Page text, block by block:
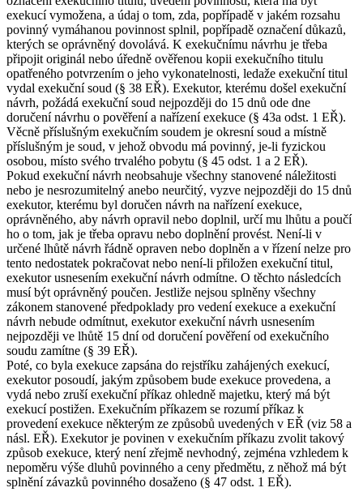
exekucí vymožena, a údaj o tom, zda, popřípadě v jakém rozsahu
povinný vymáhanou povinnost splnil, popřípadě označení důkazů,
kterých se oprávněný dovolává. K exekučnímu návrhu je třeba
připojit originál nebo úředně ověřenou kopii exekučního titulu
opatřeného potvrzením o jeho vykonatelnosti, ledaže exekuční titul
vydal exekuční soud (§ 38 EŘ). Exekutor, kterému došel exekuční
návrh, požádá exekuční soud nejpozději do 15 dnů ode dne
doručení návrhu o pověření a nařízení exekuce (§ 43a odst. 1 EŘ).
Věcně příslušným exekučním soudem je okresní soud a místně
příslušným je soud, v jehož obvodu má povinný, je-li fyzickou
osobou, místo svého trvalého pobytu (§ 45 odst. 1 a 2 EŘ).
Pokud exekuční návrh neobsahuje všechny stanovené náležitosti
nebo je nesrozumitelný anebo neurčitý, vyzve nejpozději do 15 dnů
exekutor, kterému byl doručen návrh na nařízení exekuce,
oprávněného, aby návrh opravil nebo doplnil, určí mu lhůtu a poučí
ho o tom, jak je třeba opravu nebo doplnění provést. Není-li v
určené lhůtě návrh řádně opraven nebo doplněn a v řízení nelze pro
tento nedostatek pokračovat nebo není-li přiložen exekuční titul,
exekutor usnesením exekuční návrh odmítne. O těchto následcích
musí být oprávněný poučen. Jestliže nejsou splněny všechny
zákonem stanovené předpoklady pro vedení exekuce a exekuční
návrh nebude odmítnut, exekutor exekuční návrh usnesením
nejpozději ve lhůtě 15 dní od doručení pověření od exekučního
soudu zamítne (§ 39 EŘ).
Poté, co byla exekuce zapsána do rejstříku zahájených exekucí,
exekutor posoudí, jakým způsobem bude exekuce provedena, a
vydá nebo zruší exekuční příkaz ohledně majetku, který má být
exekucí postižen. Exekučním příkazem se rozumí příkaz k
provedení exekuce některým ze způsobů uvedených v EŘ (viz 58 a
násl. EŘ). Exekutor je povinen v exekučním příkazu zvolit takový
způsob exekuce, který není zřejmě nevhodný, zejména vzhledem k
nepoměru výše dluhů povinného a ceny předmětu, z něhož má být
splnění závazků povinného dosaženo (§ 47 odst. 1 EŘ).